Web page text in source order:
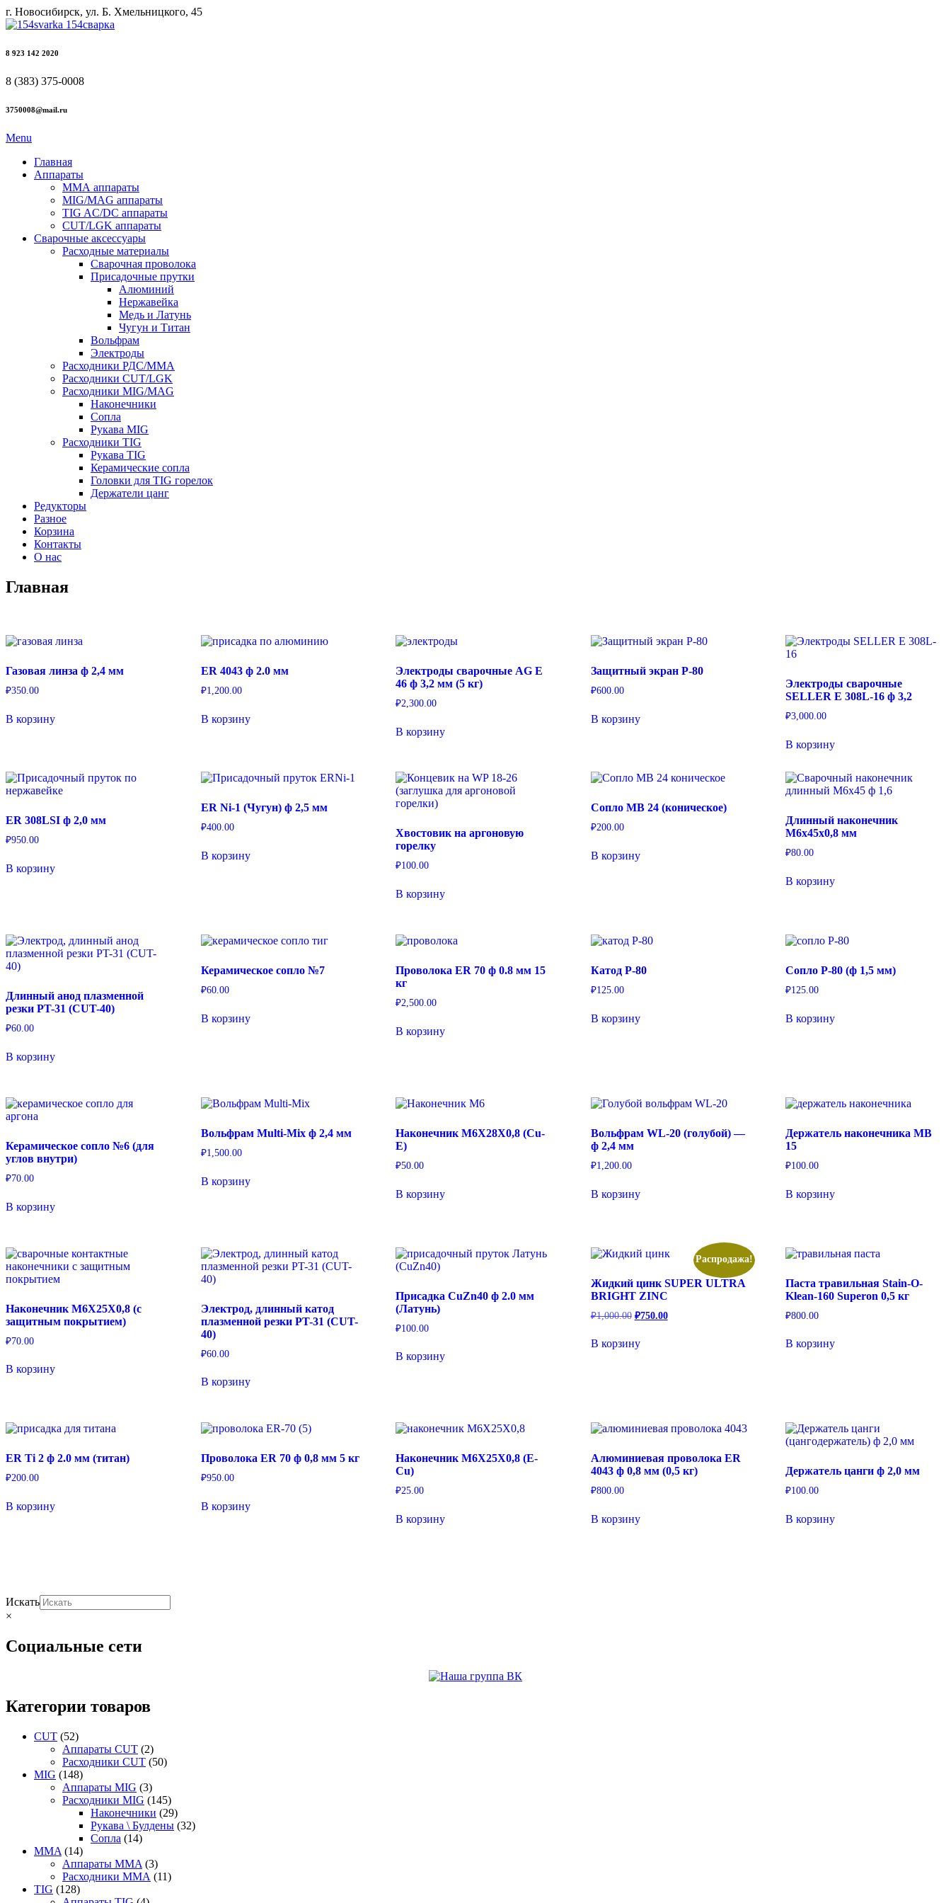
г. Новосибирск, ул. Б. Хмельницкого, 45
8 923 142 2020
8 (383) 375-0008
3750008@mail.ru
Menu
Главная
Аппараты
ММА аппараты
MIG/MAG аппараты
TIG AC/DC аппараты
CUT/LGK аппараты
Сварочные аксессуары
Расходные материалы
Сварочная проволока
Присадочные прутки
Алюминий
Нержавейка
Медь и Латунь
Чугун и Титан
Вольфрам
Электроды
Расходники РДС/MMA
Расходники CUT/LGK
Расходники MIG/MAG
Наконечники
Сопла
Рукава MIG
Расходники TIG
Рукава TIG
Керамические сопла
Головки для TIG горелок
Держатели цанг
Редукторы
Разное
Корзина
Контакты
О нас
Главная
Газовая линза ф 2,4 мм
₽350.00
В корзину
ER 4043 ф 2.0 мм
₽1,200.00
В корзину
Электроды сварочные AG E
46 ф 3,2 мм (5 кг)
₽2,300.00
В корзину
Защитный экран P-80
₽600.00
В корзину
Электроды сварочные
SELLER E 308L-16 ф 3,2
₽3,000.00
В корзину
ER 308LSI ф 2,0 мм
₽950.00
В корзину
ER Ni-1 (Чугун) ф 2,5 мм
₽400.00
В корзину
Хвостовик на аргоновую
горелку
₽100.00
В корзину
Сопло MB 24 (коническое)
₽200.00
В корзину
Длинный наконечник
М6х45х0,8 мм
₽80.00
В корзину
Длинный анод плазменной
резки PT-31 (CUT-40)
₽60.00
В корзину
Керамическое сопло №7
₽60.00
В корзину
Проволока ER 70 ф 0.8 мм 15
кг
₽2,500.00
В корзину
Катод P-80
₽125.00
В корзину
Cопло P-80 (ф 1,5 мм)
₽125.00
В корзину
Керамическое сопло №6 (для
углов внутри)
₽70.00
В корзину
Вольфрам Multi-Mix ф 2,4 мм
₽1,500.00
В корзину
Наконечник M6X28X0,8 (Cu-
E)
₽50.00
В корзину
Вольфрам WL-20 (голубой) —
ф 2,4 мм
₽1,200.00
В корзину
Держатель наконечника MB
15
₽100.00
В корзину
Наконечник M6X25X0,8 (с
защитным покрытием)
₽70.00
В корзину
Электрод, длинный катод
плазменной резки PT-31 (CUT-
40)
₽60.00
В корзину
Присадка CuZn40 ф 2.0 мм
(Латунь)
₽100.00
В корзину
Распродажа!
Жидкий цинк SUPER ULTRA
BRIGHT ZINC
₽1,000.00 Первоначальная
₽1,000.00.
₽750.00Текущая
В корзину
Паста травильная Stain-O-
Klean-160 Superon 0,5 кг
₽800.00
В корзину
ER Ti 2 ф 2.0 мм (титан)
₽200.00
В корзину
Проволока ER 70 ф 0,8 мм 5 кг
₽950.00
В корзину
Наконечник M6X25X0,8 (E-
Cu)
₽25.00
В корзину
Алюминиевая проволока ER
4043 ф 0,8 мм (0,5 кг)
₽800.00
В корзину
Держатель цанги ф 2,0 мм
₽100.00
В корзину
Искать
×
Социальные сети
Категории товаров
CUT (52)
Аппараты CUT (2)
Расходники CUT (50)
MIG (148)
Аппараты MIG (3)
Расходники MIG (145)
Наконечники (29)
Рукава \ Булдены (32)
Сопла (14)
MMA (14)
Аппараты MMA (3)
Расходники ММА (11)
TIG (128)